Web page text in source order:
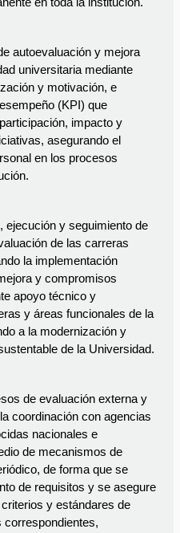
autoevaluación y mejora
universitaria mediante
y motivación, e
(KPI) que
impacto y
asegurando el
en los procesos
ejecución y seguimiento de
de las carreras
la implementación
y compromisos
apoyo técnico y
y áreas funcionales de la
a la modernización y
de la Universidad.
de evaluación externa y
coordinación con agencias
nacionales e
de mecanismos de
de forma que se
de requisitos y se asegure
y estándares de
correspondientes,